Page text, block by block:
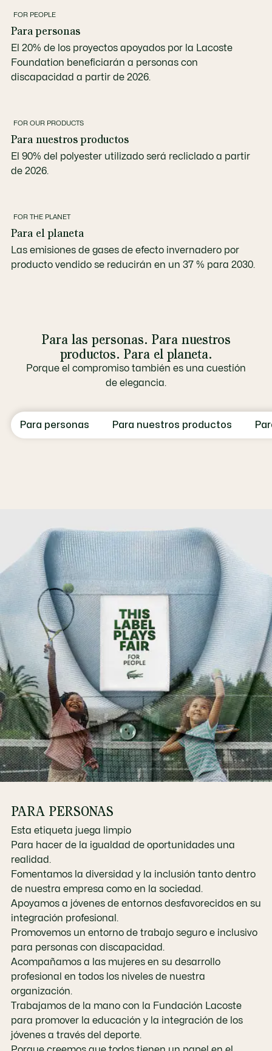
FOR PEOPLE
Para personas
El 20% de los proyectos apoyados por la Lacoste
Foundation beneficiarán a personas con
discapacidad a partir de 2026.
FOR OUR PRODUCTS
Para nuestros productos
El 90% del polyester utilizado será recliclado a partir
de 2026.
FOR THE PLANET
Para el planeta
Las emisiones de gases de efecto invernadero por
producto vendido se reducirán en un 37 % para 2030.
Para las personas. Para nuestros
productos. Para el planeta.
Porque el compromiso también es una cuestión
de elegancia.
PARA PERSONAS
Esta etiqueta juega limpio
Para hacer de la igualdad de oportunidades una
realidad.
Fomentamos la diversidad y la inclusión tanto dentro
de nuestra empresa como en la sociedad.
Apoyamos a jóvenes de entornos desfavorecidos en su
integración profesional.
Promovemos un entorno de trabajo seguro e inclusivo
para personas con discapacidad.
Acompañamos a las mujeres en su desarrollo
profesional en todos los niveles de nuestra
organización.
Trabajamos de la mano con la Fundación Lacoste
para promover la educación y la integración de los
jóvenes a través del deporte.